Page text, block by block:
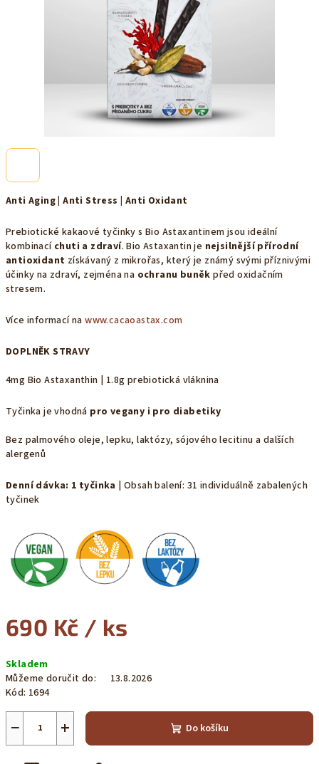
Anti Aging | Anti Stress | Anti Oxidant
Prebiotické kakaové tyčinky s Bio Astaxantinem jsou ideální
kombinací chuti a zdraví. Bio Astaxantin je nejsilnější přírodní
antioxidant získávaný z mikrořas, který je známý svými příznivými
účinky na zdraví, zejména na ochranu buněk před oxidačním
stresem.
Více informací nawww.cacaoastax.com
DOPLNĚK STRAVY
4mg Bio Astaxanthin | 1.8g prebiotická vláknina
Tyčinka je vhodná pro vegany i pro diabetiky
Bez palmového oleje, lepku, laktózy, sójového lecitinu a dalších
alergenů
Denní dávka: 1 tyčinka | Obsah balení: 31 individuálně zabalených
tyčinek
690 Kč / ks
cena:
Skladem
Můžeme doručit do:
13.8.2026
Kód: 1694
+
− Do košíku